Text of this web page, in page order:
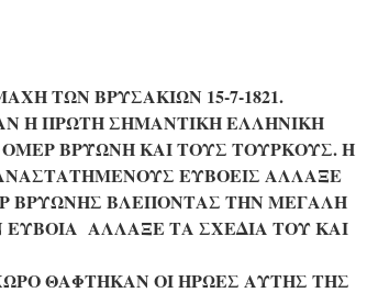
ΤΩΝ ΒΡΥΣΑΚΙΩΝ 15-7-1821.
Η ΠΡΩΤΗ ΣΗΜΑΝΤΙΚΗ ΕΛΛΗΝΙΚΗ
ΒΡΫΩΝΗ ΚΑΙ ΤΟΥΣ ΤΟΥΡΚΟΥΣ. Η
ΕΥΒΟΕΙΣ ΑΛΛΑΞΕ
ΒΡΥΩΝΗΣ ΒΛΕΠΟΝΤΑΣ ΤΗΝ ΜΕΓΑΛΗ
ΑΛΛΑΞΕ ΤΑ ΣΧΕΔΙΑ ΤΟΥ ΚΑΙ
ΘΑΦΤΗΚΑΝ ΟΙ ΗΡΩΕΣ ΑΥΤΗΣ ΤΗΣ